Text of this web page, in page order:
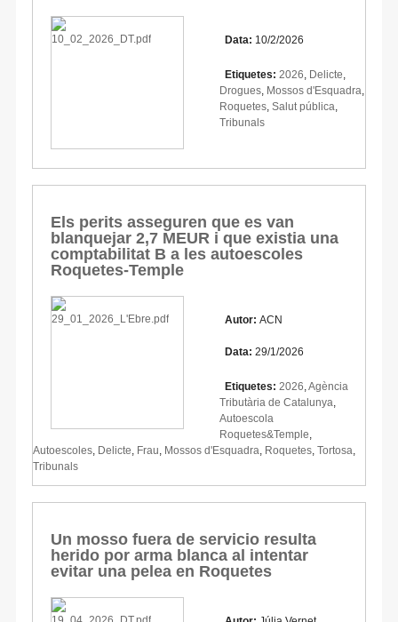
Data: 10/2/2026
Etiquetes: 2026 Delicte
Drogues Mossos d'Esquadra
Roquetes Salut pública
Tribunals
Els perits asseguren que es van
blanquejar 2,7 MEUR i que existia una
comptabilitat B a les autoescoles
Roquetes-Temple
Autor: ACN
Data: 29/1/2026
Etiquetes: 2026 Agència
Tributària de Catalunya
Autoescola
Roquetes&Temple
Autoescoles Delicte Frau Mossos d'Esquadra Roquetes Tortosa
Tribunals
Un mosso fuera de servicio resulta
herido por arma blanca al intentar
evitar una pelea en Roquetes